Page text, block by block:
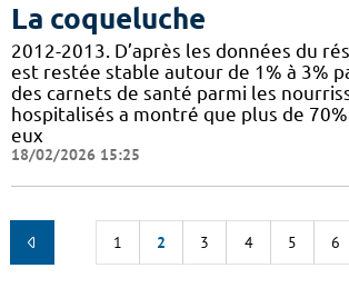
La coqueluche
2012-2013. D’après les données du
est restée stable autour de 1% à 3%
des carnets de santé parmi les
hospitalisés a montré que plus de
eux
18/02/2026 15:25
1 2 3 4 5 6